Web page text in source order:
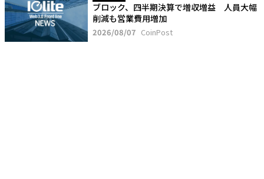
ブロック、四半期決算で増収増益 人員大幅
削減も営業費用増加
2026/08/07 CoinPost